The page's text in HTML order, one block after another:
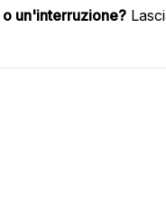
un'interruzione?